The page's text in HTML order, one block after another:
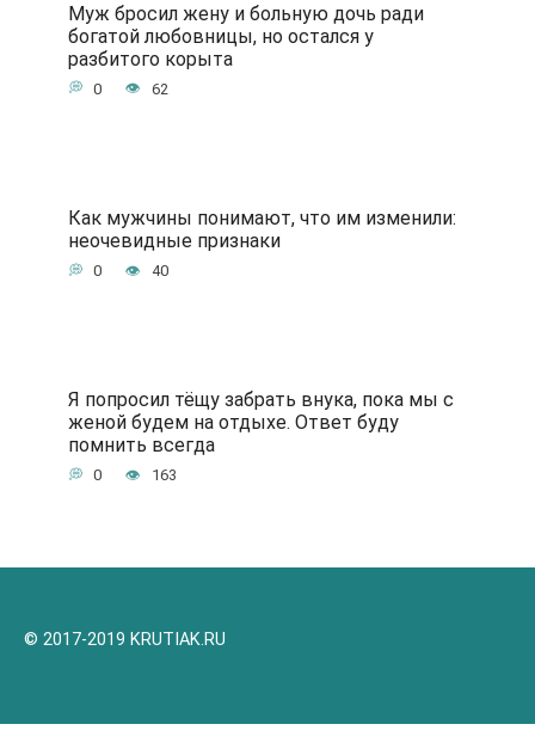
Муж бросил жену и больную дочь ради
богатой любовницы, но остался у
разбитого корыта
0 62
Как мужчины понимают, что им изменили:
неочевидные признаки
0 40
Я попросил тёщу забрать внука, пока мы с
женой будем на отдыхе. Ответ буду
помнить всегда
0 163
© 2017-2019 KRUTIAK.RU